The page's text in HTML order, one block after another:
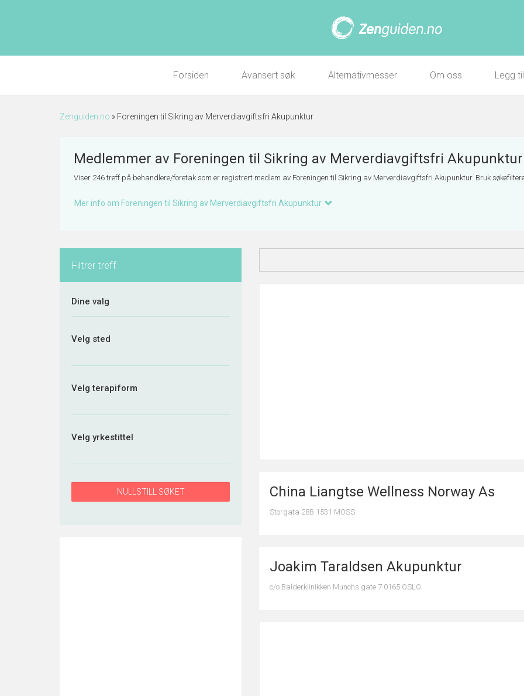
Forsiden Avansert søk Alternativmesser Om oss Legg
Zenguiden.no » Foreningen til Sikring av Merverdiavgiftsfri Akupunktur
Medlemmer av Foreningen til Sikring av Merverdiavgiftsfri Akupunktur
Viser 246 treff på behandlere/foretak som er registrert medlem av Foreningen til Sikring av Merverdiavgiftsfri Akupunktur. Bruk
Mer info om Foreningen til Sikring av Merverdiavgiftsfri Akupunktur
Filtrer treff
Dine valg
Velg sted
Velg terapiform
Velg yrkestittel
NULLSTILL SØKET China Liangtse Wellness Norway As
Storgata 28B 1531 MOSS
Joakim Taraldsen Akupunktur
c/o Balderklinikken Munchs gate 7 0165 OSLO